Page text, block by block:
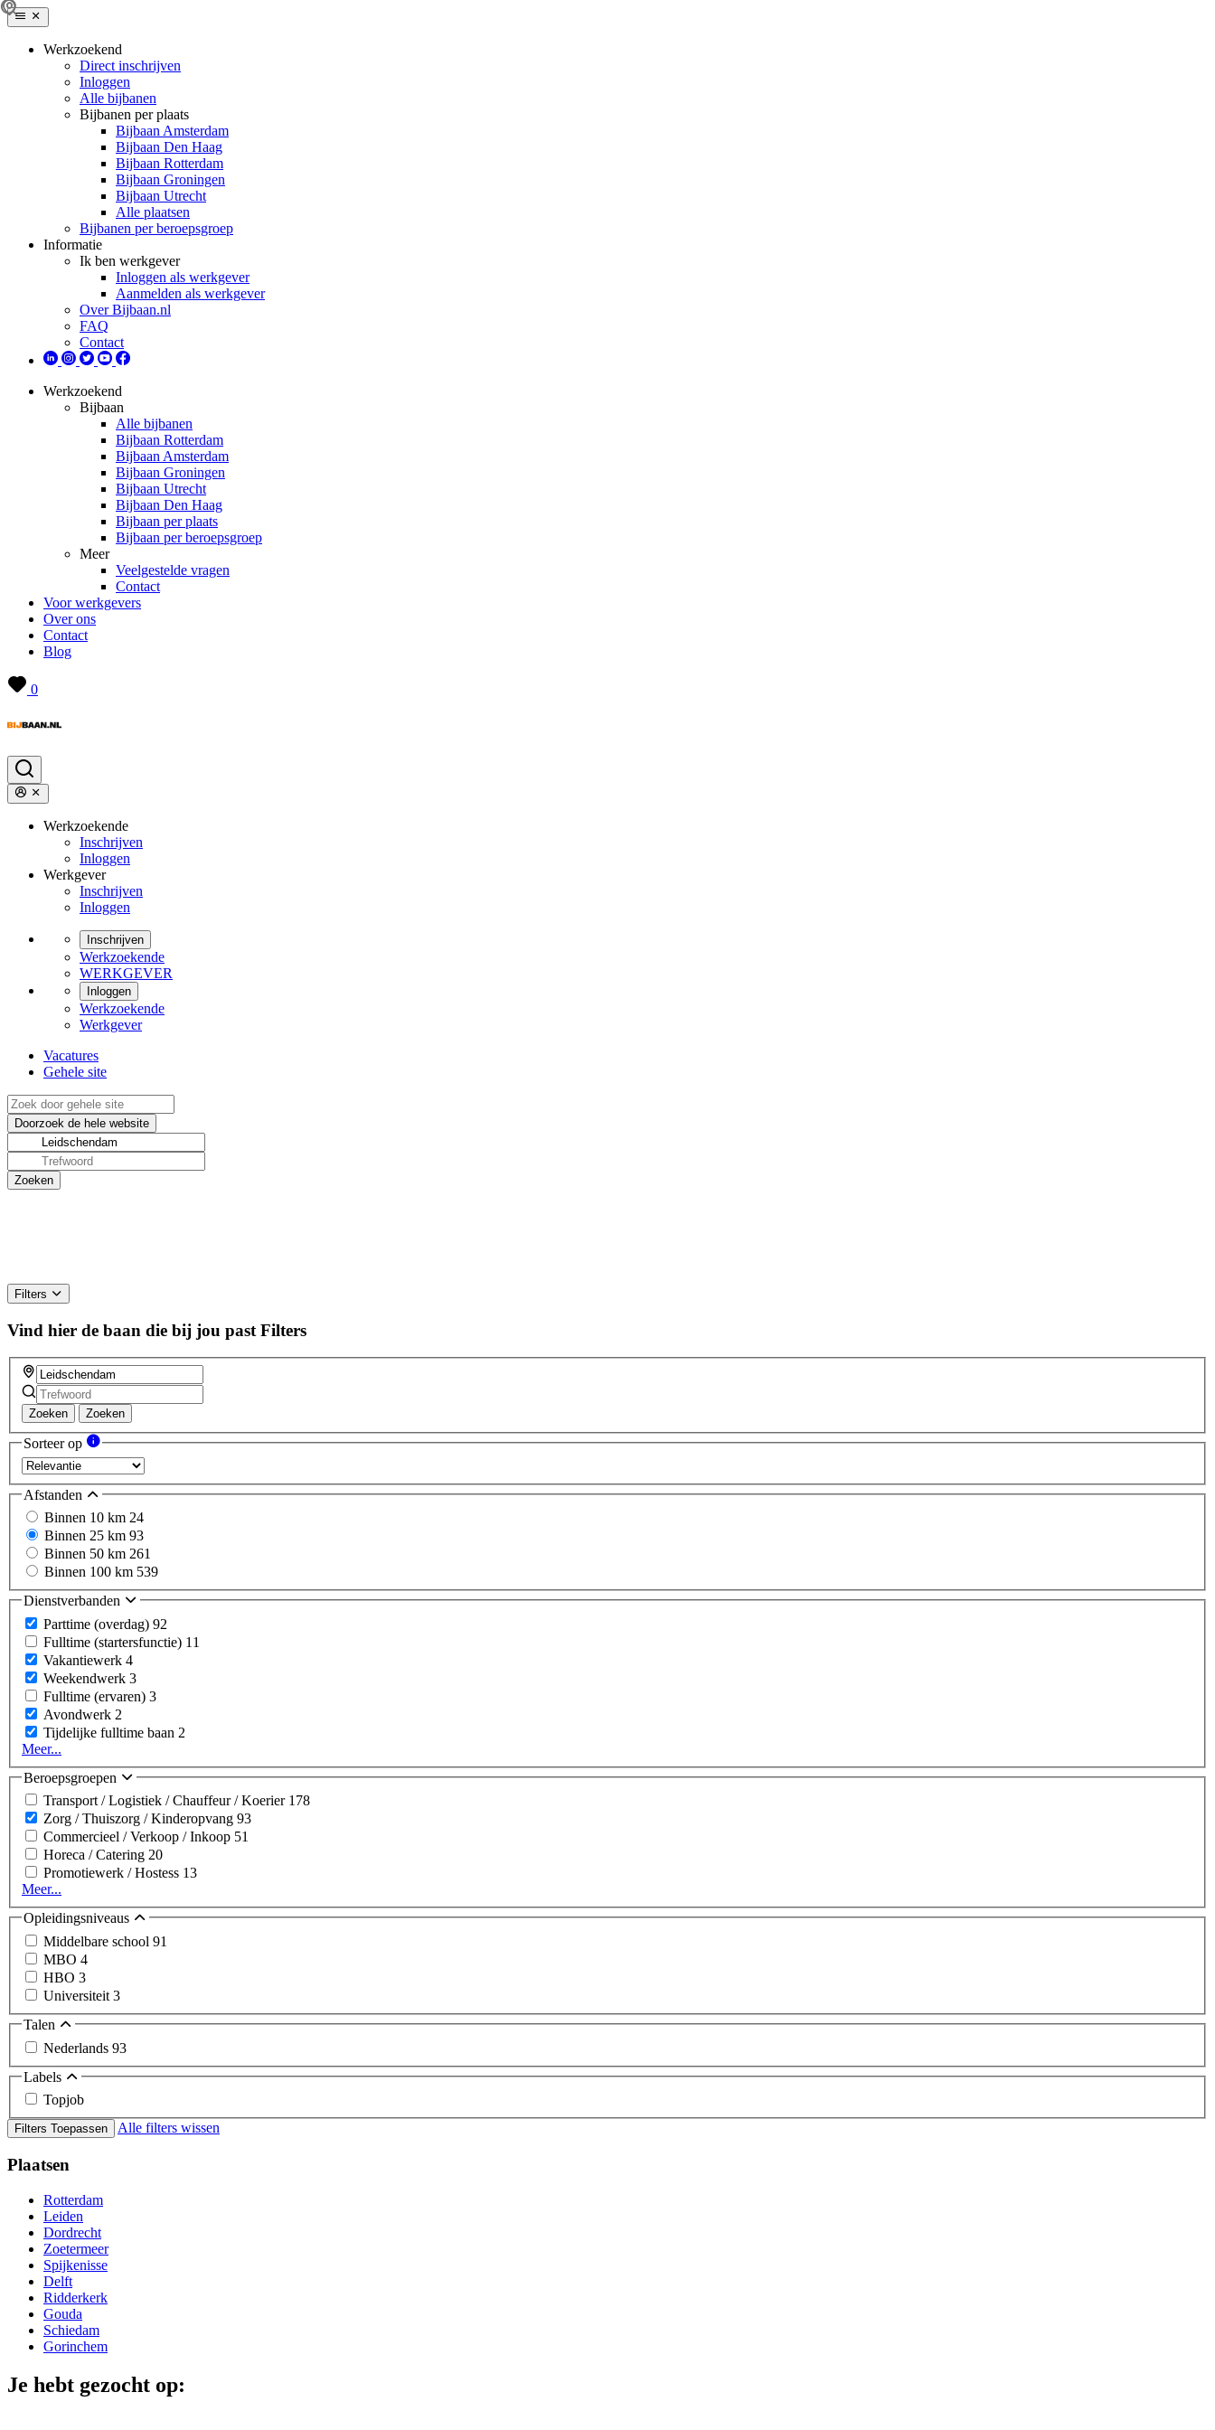
Werkzoekend
Direct inschrijven
Inloggen
Alle bijbanen
Bijbanen per plaats
Bijbaan Amsterdam
Bijbaan Den Haag
Bijbaan Rotterdam
Bijbaan Groningen
Bijbaan Utrecht
Alle plaatsen
Bijbanen per beroepsgroep
Informatie
Ik ben werkgever
Inloggen als werkgever
Aanmelden als werkgever
Over Bijbaan.nl
FAQ
Contact
Werkzoekend
Bijbaan
Alle bijbanen
Bijbaan Rotterdam
Bijbaan Amsterdam
Bijbaan Groningen
Bijbaan Utrecht
Bijbaan Den Haag
Bijbaan per plaats
Bijbaan per beroepsgroep
Meer
Veelgestelde vragen
Contact
Voor werkgevers
Over ons
Contact
Blog
0
Werkzoekende
Inschrijven
Inloggen
Werkgever
Inschrijven
Inloggen
Inschrijven
Werkzoekende
WERKGEVER
Inloggen
Werkzoekende
Werkgever
Vacatures
Gehele site
Filters
Vind hier de baan die bij jou past Filters
Zoeken Zoeken
Sorteer op
Afstanden
Binnen 10 km 24
Binnen 25 km 93
Binnen 50 km 261
Binnen 100 km 539
Dienstverbanden
Parttime (overdag) 92
Fulltime (startersfunctie) 11
Vakantiewerk 4
Weekendwerk 3
Fulltime (ervaren) 3
Avondwerk 2
Tijdelijke fulltime baan 2
Meer...
Beroepsgroepen
Transport / Logistiek / Chauffeur / Koerier 178
Zorg / Thuiszorg / Kinderopvang 93
Commercieel / Verkoop / Inkoop 51
Horeca / Catering 20
Promotiewerk / Hostess 13
Meer...
Opleidingsniveaus
Middelbare school 91
MBO 4
HBO 3
Universiteit 3
Talen
Nederlands 93
Labels
Topjob
Filters Toepassen Alle filters wissen
Plaatsen
Rotterdam
Leiden
Dordrecht
Zoetermeer
Spijkenisse
Delft
Ridderkerk
Gouda
Schiedam
Gorinchem
Je hebt gezocht op: